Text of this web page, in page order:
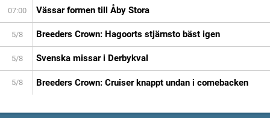
07:00 Vässar formen till Åby Stora
5/8 Breeders Crown: Hagoorts stjärnsto bäst igen
5/8 Svenska missar i Derbykval
5/8 Breeders Crown: Cruiser knappt undan i comebacken